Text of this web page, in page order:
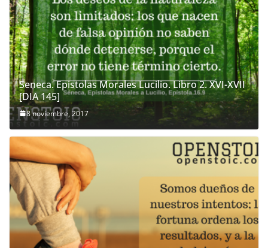
Seneca. Epistolas Morales Lucilio. Libro 2. XVI-XVII
[DIA 145]
8 noviembre, 2017